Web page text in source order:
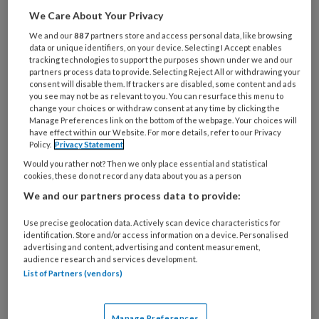
e-
mailadres?
* *
Kies
je
wachtwoord* *
Kies
je
functie *
Bij
welke
organisatie
werk
Untitled
KinderopvangTotaal nieuwsbrief
Ontvang iedere zondag het
Management Kinderopvang
Weekoverzicht
We Care About Your Privacy
We and our887 partners store and access personal data, like browsing
data or unique identifiers, on your device. Selecting I Accept enables
tracking technologies to support the purposes shown under we and our
partners process data to provide. Selecting Reject All or withdrawing your
consent will disable them. If trackers are disabled, some content and ads
you see may not be as relevant to you. You can resurface this menu to
change your choices or withdraw consent at any time by clicking the
Manage Preferences link on the bottom of the webpage. Your choices will
have effect within our Website. For more details, refer to our Privacy
Policy. Privacy Statement
Would you rather not? Then we only place essential and statistical
cookies, these do not record any data about you as a person
We and our partners process data to provide:
Use precise geolocation data. Actively scan device characteristics for
identification. Store and/or access information on a device. Personalised
advertising and content, advertising and content measurement,
audience research and services development.
List of Partners (vendors)